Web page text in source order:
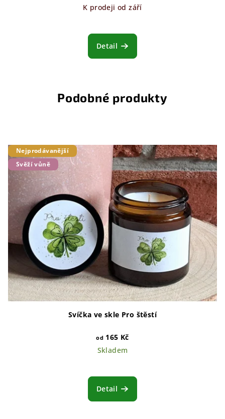
K prodeji od září
Detail
Podobné produkty
Nejprodávanější
Svěží vůně
Svíčka ve skle Pro štěstí
od 165 Kč
Skladem
Detail